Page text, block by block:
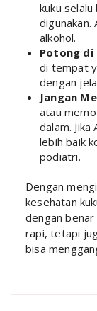
kuku
digunakan.
alkohol.
Potong di
di tempat
dengan
Jangan
atau
dalam.
lebih baik
podiatri.
Dengan
kesehatan
dengan
rapi, tetapi
bisa